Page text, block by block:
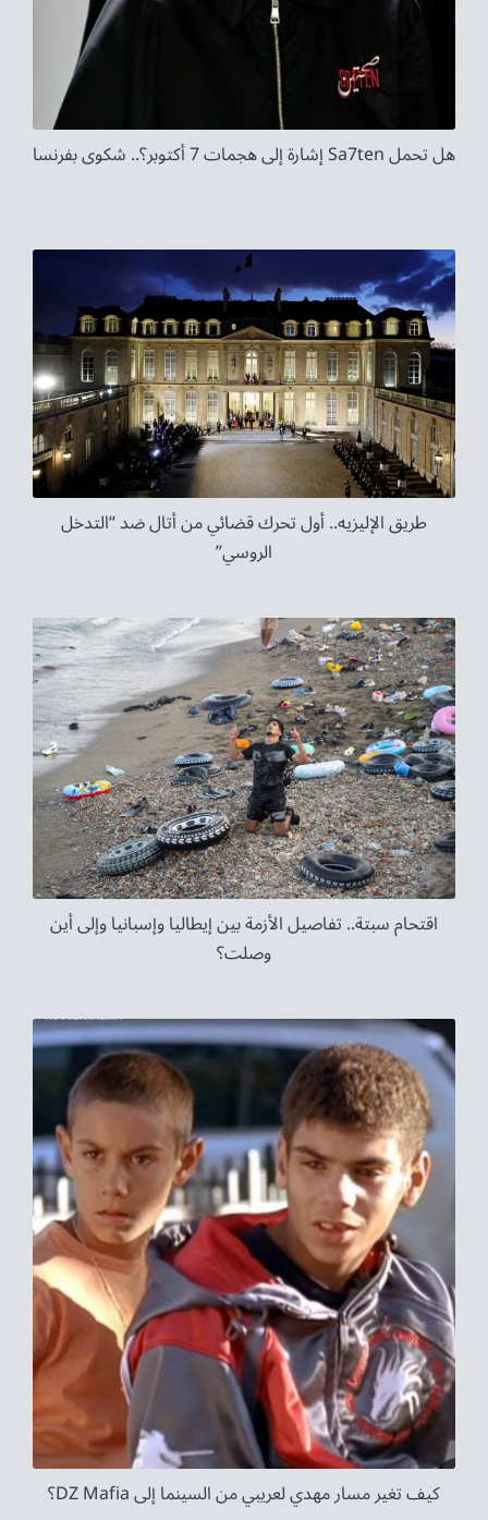
هل تحمل Sa7ten إشارة إلى هجمات 7 أكتوبر؟.. شكوى بفرنسا
طريق الإليزيه.. أول تحرك قضائي من أتال ضد “التدخل
الروسي”
اقتحام سبتة.. تفاصيل الأزمة بين إيطاليا وإسبانيا وإلى أين
وصلت؟
كيف تغير مسار مهدي لعريبي من السينما إلى DZ Mafia؟